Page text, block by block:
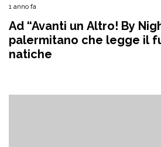
1 anno fa
Ad “Avanti un Altro! By
palermitano che legge il
natiche